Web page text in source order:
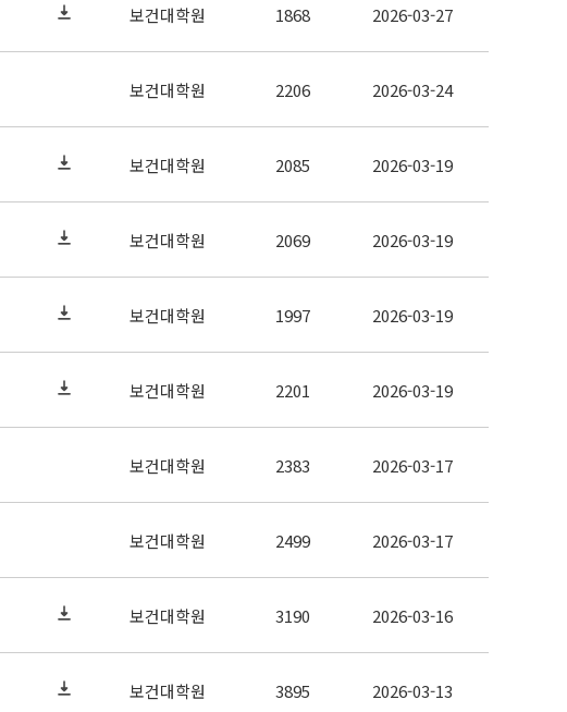
보건대학원 1868 2026-03-27
보건대학원 2206 2026-03-24
보건대학원 2085 2026-03-19
보건대학원 2069 2026-03-19
보건대학원 1997 2026-03-19
보건대학원 2201 2026-03-19
보건대학원 2383 2026-03-17
보건대학원 2499 2026-03-17
보건대학원 3190 2026-03-16
보건대학원 3895 2026-03-13